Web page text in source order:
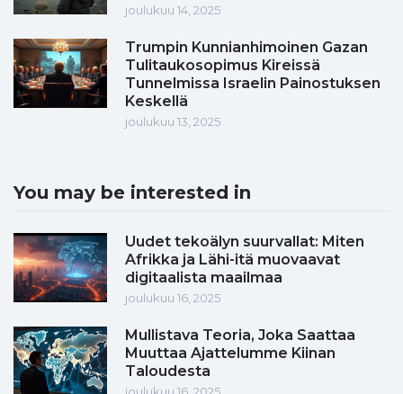
joulukuu 14, 2025
Trumpin Kunnianhimoinen Gazan
Tulitaukosopimus Kireissä
Tunnelmissa Israelin Painostuksen
Keskellä
joulukuu 13, 2025
You may be interested in
Uudet tekoälyn suurvallat: Miten
Afrikka ja Lähi-itä muovaavat
digitaalista maailmaa
joulukuu 16, 2025
Mullistava Teoria, Joka Saattaa
Muuttaa Ajattelumme Kiinan
Taloudesta